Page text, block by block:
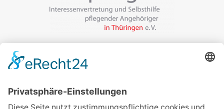
Veranstalter:
wir pflegen in Thüringen e.V.
99085 Erfurt